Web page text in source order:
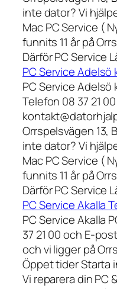
inte dator? Vi
Mac PC Service (
funnits 11 år på
Därför PC Service
PC Service Adelsö
PC Service Adelsö
Telefon 08 37 21
Orrspelsvägen 13,
inte dator? Vi
Mac PC Service (
funnits 11 år på
Därför PC Service
PC Service Akalla
PC Service Akalla
37 21 00 och E-
och vi ligger på
Öppet tider Starta
Vi reparera din PC